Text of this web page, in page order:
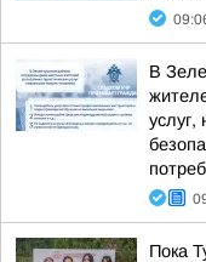
В
Пока